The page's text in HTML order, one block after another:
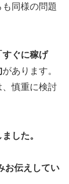
同様の問題
すぐに稼げ
があります。
、慎重に検討
した。
お伝えしてい